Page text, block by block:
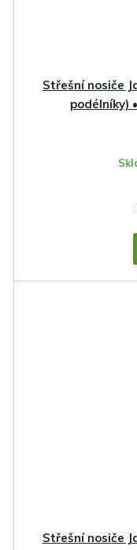
Střešní nosiče
podélníky)
Střešní nosiče